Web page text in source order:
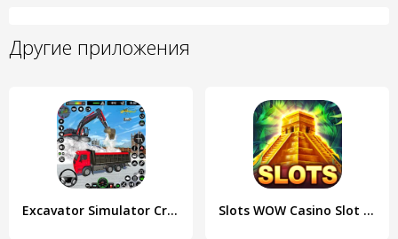
Другие приложения
Excavator Simulator Crane Game Slots WOW Casino Slot Machine